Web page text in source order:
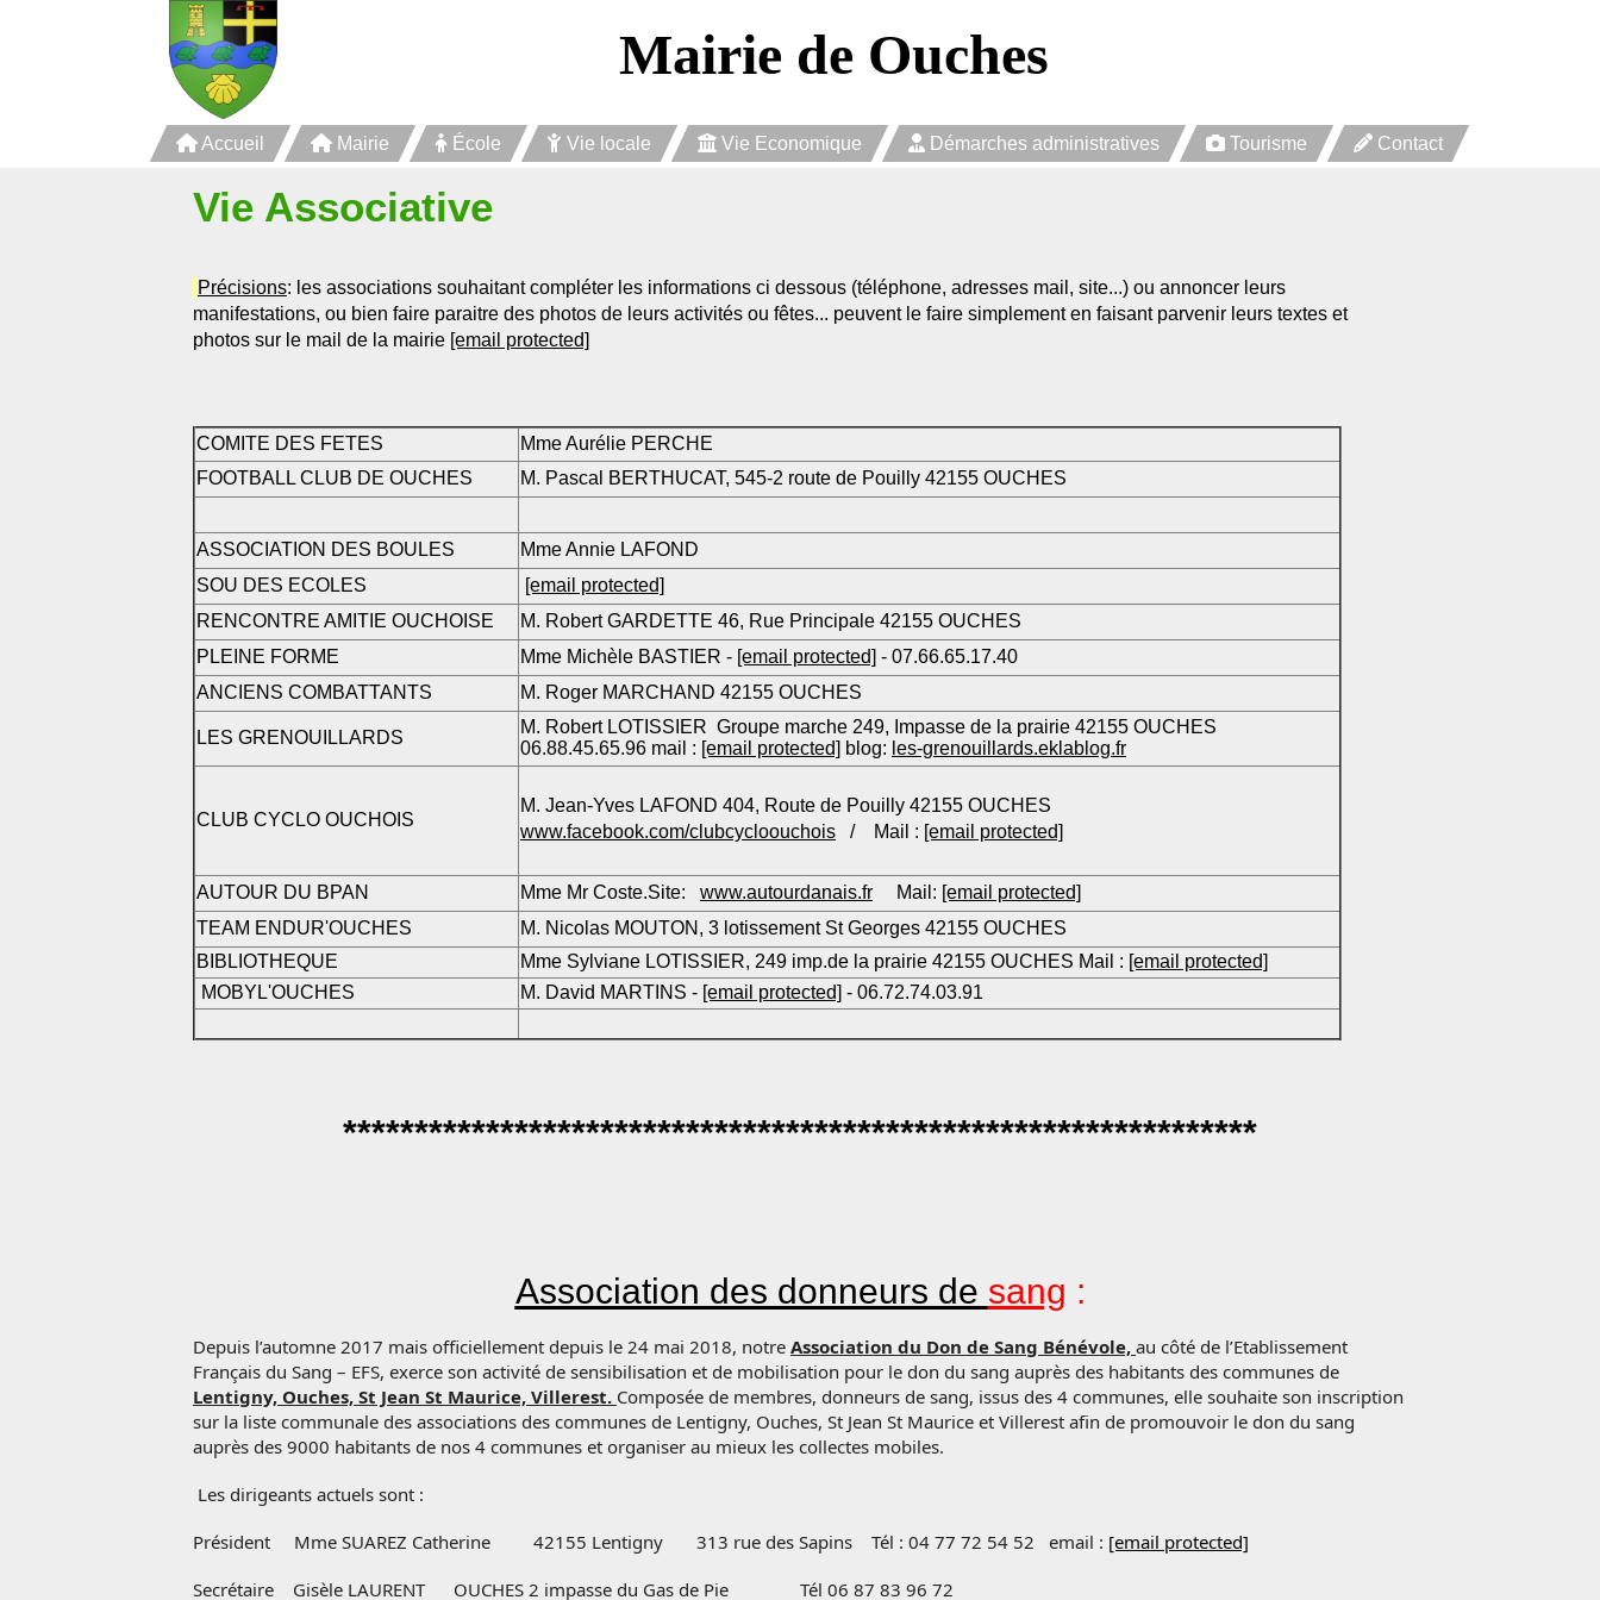
Mairie de Ouches
Accueil Mairie École Vie locale Vie Economique Démarches administratives Tourisme Contact
Vie Associative
Précisions: les associations souhaitant compléter les informations ci dessous (téléphone, adresses mail, site...) ou annoncer leurs
manifestations, ou bien faire paraitre des photos de leurs activités ou fêtes... peuvent le faire simplement en faisant parvenir leurs textes et
photos sur le mail de la mairie [email protected]
COMITE DES FETES
Mme Aurélie PERCHE
FOOTBALL CLUB DE OUCHES
M. Pascal BERTHUCAT, 545-2 route de Pouilly 42155 OUCHES
ASSOCIATION DES BOULES
Mme Annie LAFOND
SOU DES ECOLES
[email protected]
RENCONTRE AMITIE OUCHOISE
M. Robert GARDETTE 46, Rue Principale 42155 OUCHES
PLEINE FORME
Mme Michèle BASTIER - [email protected] - 07.66.65.17.40
ANCIENS COMBATTANTS
M. Roger MARCHAND 42155 OUCHES
LES GRENOUILLARDS
M. Robert LOTISSIER Groupe marche 249, Impasse de la prairie 42155 OUCHES
06.88.45.65.96 mail : [email protected] blog: les-grenouillards.eklablog.fr
CLUB CYCLO OUCHOIS
M. Jean-Yves LAFOND 404, Route de Pouilly 42155 OUCHES
www.facebook.com/clubcycloouchois / Mail : [email protected]
AUTOUR DU BPAN Mme Mr Coste.Site: www.autourdanais.fr Mail: [email protected]
TEAM ENDUR'OUCHES
M. Nicolas MOUTON, 3 lotissement St Georges 42155 OUCHES
BIBLIOTHEQUE
Mme Sylviane LOTISSIER, 249 imp.de la prairie 42155 OUCHES Mail : [email protected]
MOBYL'OUCHES
M. David MARTINS - [email protected] - 06.72.74.03.91
****************************************************************
Association des donneurs de sang :
Depuis l’automne 2017 mais officiellement depuis le 24 mai 2018, notre Association du Don de Sang Bénévole, au côté de l’Etablissement
Français du Sang – EFS, exerce son activité de sensibilisation et de mobilisation pour le don du sang auprès des habitants des communes de
Lentigny, Ouches, St Jean St Maurice, Villerest. Composée de membres, donneurs de sang, issus des 4 communes, elle souhaite son inscription
sur la liste communale des associations des communes de Lentigny, Ouches, St Jean St Maurice et Villerest afin de promouvoir le don du sang
auprès des 9000 habitants de nos 4 communes et organiser au mieux les collectes mobiles.
Les dirigeants actuels sont :
Président Mme SUAREZ Catherine 42155 Lentigny 313 rue des Sapins Tél : 04 77 72 54 52 email : [email protected]
Secrétaire Gisèle LAURENT OUCHES 2 impasse du Gas de Pie Tél 06 87 83 96 72
Panneau de gestion des cookies